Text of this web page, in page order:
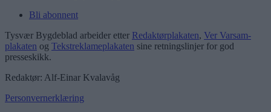
Bli abonnent
Tysvær Bygdeblad arbeider etter Redaktørplakaten, Ver Varsam-
plakaten og Tekstreklameplakaten sine retningslinjer for god
presseskikk.
Redaktør: Alf-Einar Kvalavåg
Personvernerklæring